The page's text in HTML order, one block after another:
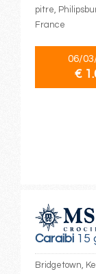
pitre,
France
06/
€
Caraibi15
Bridgetown,